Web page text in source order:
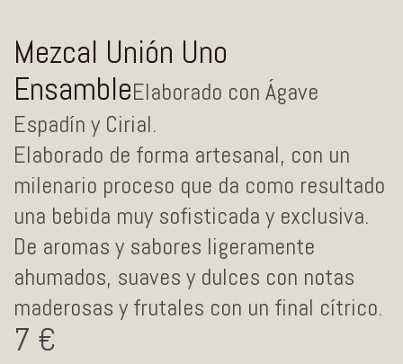
Mezcal Unión Uno
EnsambleElaborado con Ágave
Espadín y Cirial.
Elaborado de forma artesanal, con un
milenario proceso que da como resultado
una bebida muy sofisticada y exclusiva.
De aromas y sabores ligeramente
ahumados, suaves y dulces con notas
maderosas y frutales con un final cítrico.
7